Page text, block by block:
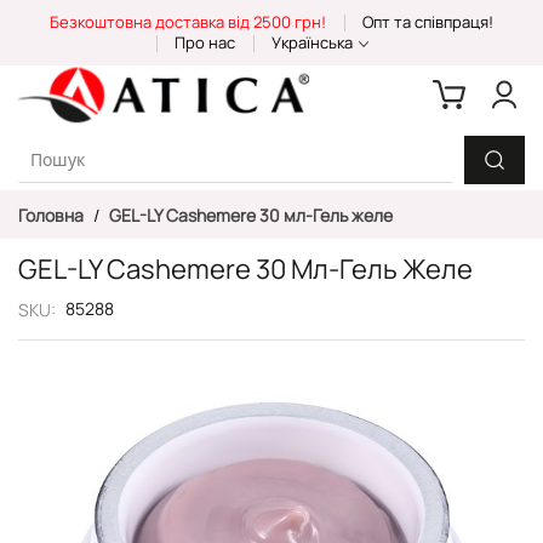
Content
Безкоштовна доставка від 2500 грн!
Опт та співпраця!
Про нас
Українська
Головна GEL-LY Cashemere 30 мл-Гель желе
GEL-LY Cashemere 30 Мл-Гель Желе
SKU 85288
зображень